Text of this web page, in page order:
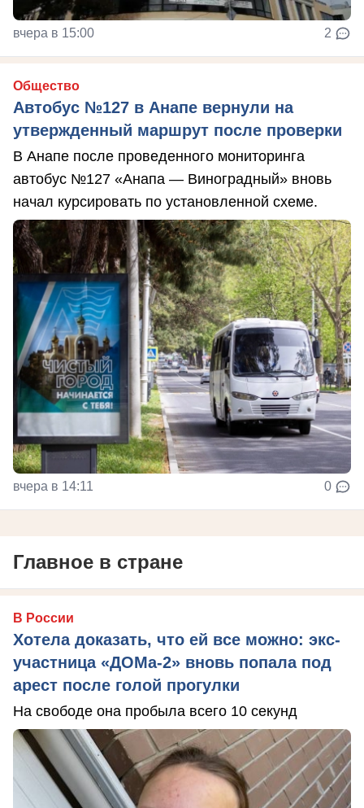
вчера в 15:00 2
Общество
Автобус №127 в Анапе вернули на
утвержденный маршрут после проверки
В Анапе после проведенного мониторинга
автобус №127 «Анапа — Виноградный» вновь
начал курсировать по установленной схеме.
вчера в 14:11 0
Главное в стране
В России
Хотела доказать, что ей все можно: экс-
участница «ДОМа-2» вновь попала под
арест после голой прогулки
На свободе она пробыла всего 10 секунд